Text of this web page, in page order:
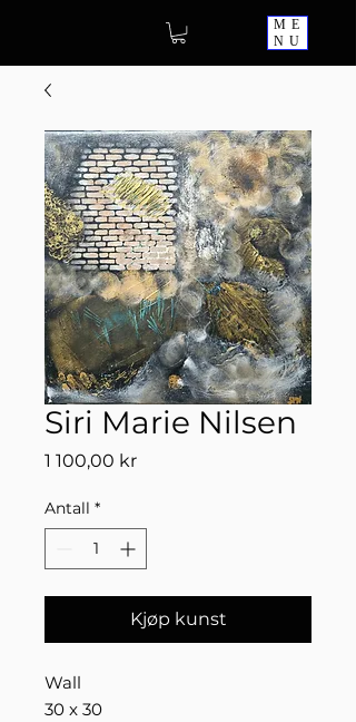
ME
NU
Siri Marie Nilsen
1 100,00 krPris
Antall *
Kjøp kunst
Wall
30 x 30